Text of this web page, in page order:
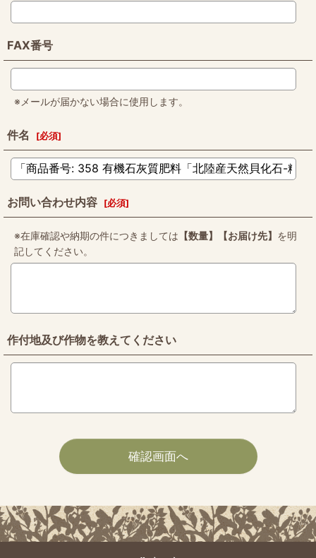
FAX番号
※メールが届かない場合に使用します。
件名 [必須]
お問い合わせ内容 [必須]
※在庫確認や納期の件につきましては 【数量】【お届け先】 を明
記してください。
作付地及び作物を教えてください
確認画面へ